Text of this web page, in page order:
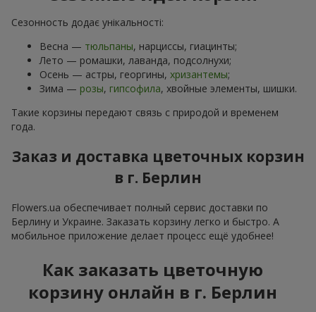
Сезонность додає унікальності:
Весна — тюльпаны, нарциссы, гиацинты;
Лето — ромашки, лаванда, подсолнухи;
Осень — астры, георгины, хризантемы;
Зима — розы, гипсофила, хвойные элементы, шишки.
Такие корзины передают связь с природой и временем
года.
Заказ и доставка цветочных корзин
в г. Берлин
Flowers.ua обеспечивает полный сервис доставки по
Берлину и Украине. Заказать корзину легко и быстро. А
мобильное приложение делает процесс ещё удобнее!
Как заказать цветочную
корзину онлайн в г. Берлин